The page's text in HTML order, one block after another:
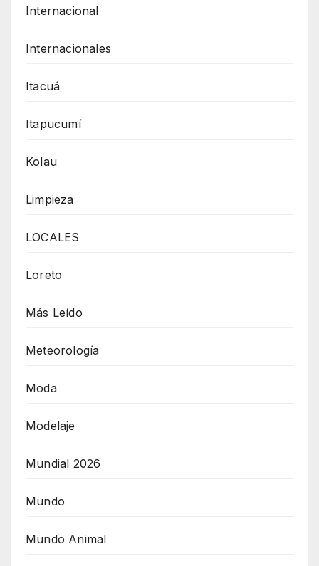
Internacional
Internacionales
Itacuá
Itapucumí
Kolau
Limpieza
LOCALES
Loreto
Más Leído
Meteorología
Moda
Modelaje
Mundial 2026
Mundo
Mundo Animal